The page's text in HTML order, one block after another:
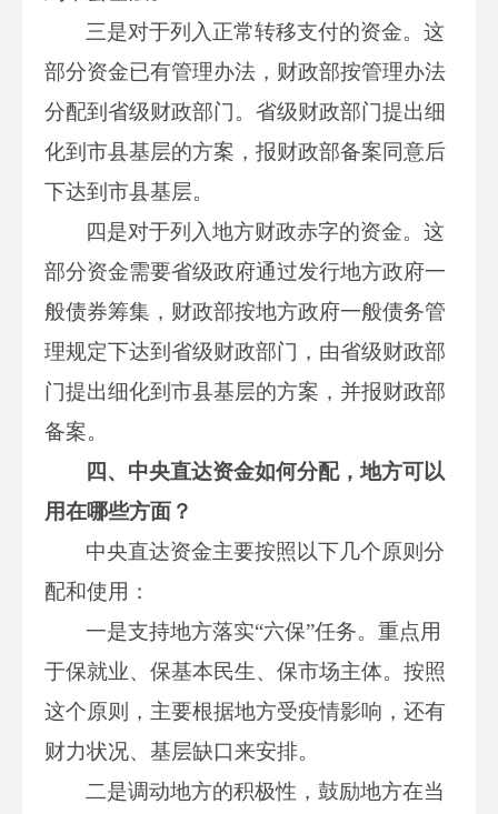
三是对于列入正常转移支付的资金。这
部分资金已有管理办法，财政部按管理办法
分配到省级财政部门。省级财政部门提出细
化到市县基层的方案，报财政部备案同意后
下达到市县基层。
四是对于列入地方财政赤字的资金。这
部分资金需要省级政府通过发行地方政府一
般债券筹集，财政部按地方政府一般债务管
理规定下达到省级财政部门，由省级财政部
门提出细化到市县基层的方案，并报财政部
备案。
四、中央直达资金如何分配，地方可以
用在哪些方面？
中央直达资金主要按照以下几个原则分
配和使用：
一是支持地方落实“六保”任务。重点用
于保就业、保基本民生、保市场主体。按照
这个原则，主要根据地方受疫情影响，还有
财力状况、基层缺口来安排。
二是调动地方的积极性，鼓励地方在当